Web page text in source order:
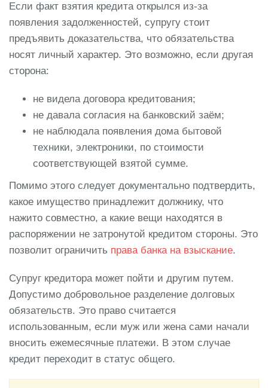
Если факт взятия кредита открылся из-за
появления задолженностей, супругу стоит
предъявить доказательства, что обязательства
носят личный характер. Это возможно, если другая
сторона:
не видела договора кредитования;
не давала согласия на банковский заём;
не наблюдала появления дома бытовой
техники, электроники, по стоимости
соответствующей взятой сумме.
Помимо этого следует документально подтвердить,
какое имущество принадлежит должнику, что
нажито совместно, а какие вещи находятся в
распоряжении не затронутой кредитом стороны. Это
позволит ограничить права банка на взыскание.
Супруг кредитора может пойти и другим путем.
Допустимо добровольное разделение долговых
обязательств. Это право считается
использованным, если муж или жена сами начали
вносить ежемесячные платежи. В этом случае
кредит переходит в статус общего.